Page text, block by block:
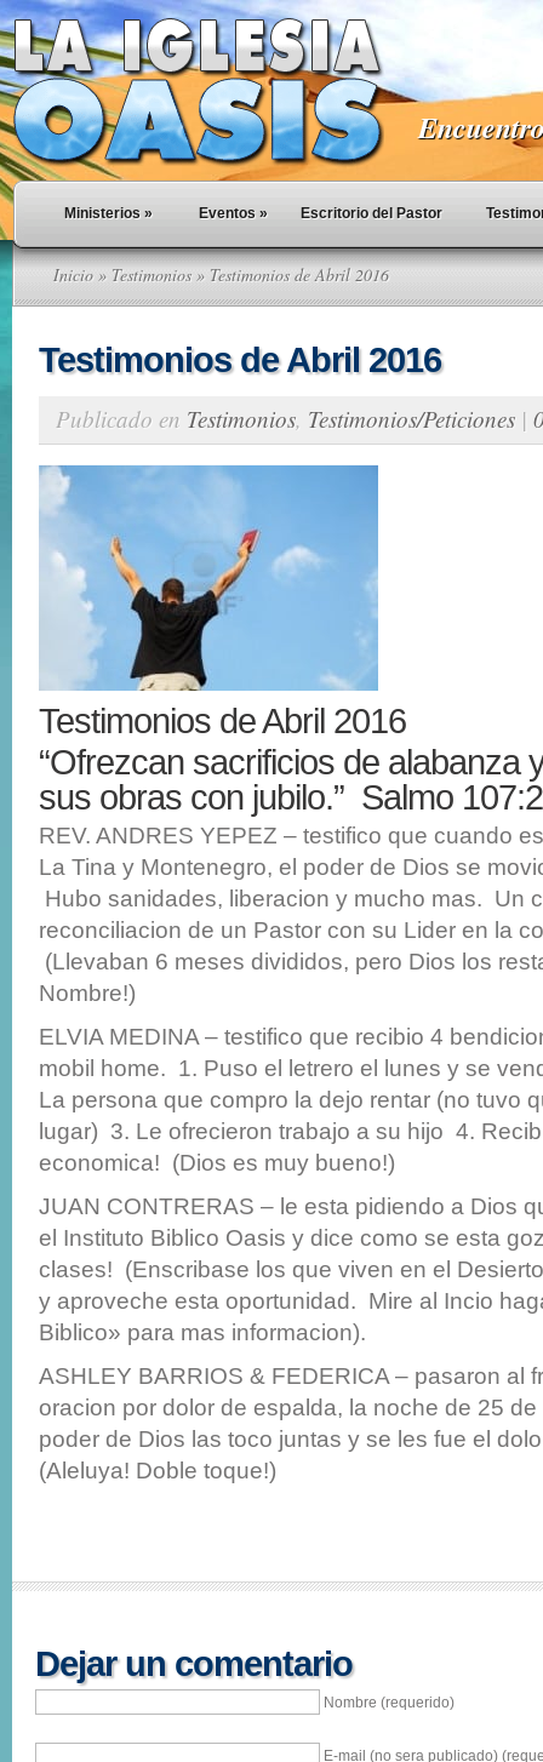
Ministerios » Eventos » Escritorio del Pastor
Inicio » Testimonios» Testimonios de Abril 2016
Testimonios de Abril 2016
Publicado en Testimonios, Testimonios/Peticiones |
Testimonios de Abril 2016
“Ofrezcan sacrificios de alabanza
sus obras con jubilo.” Salmo
REV. ANDRES YEPEZ – testifico que cuando
La Tina y Montenegro, el poder de Dios se
Hubo sanidades, liberacion y mucho mas. Un
reconciliacion de un Pastor con su Lider en la
(Llevaban 6 meses divididos, pero Dios los
Nombre!)
ELVIA MEDINA – testifico que recibio 4
mobil home. 1. Puso el letrero el lunes y se
La persona que compro la dejo rentar (no tuvo
lugar) 3. Le ofrecieron trabajo a su hijo 4.
economica! (Dios es muy bueno!)
JUAN CONTRERAS – le esta pidiendo a Dios
el Instituto Biblico Oasis y dice como se esta
clases! (Enscribase los que viven en el
y aproveche esta oportunidad. Mire al Incio
Biblico» para mas informacion).
ASHLEY BARRIOS & FEDERICA – pasaron al
oracion por dolor de espalda, la noche de 25
poder de Dios las toco juntas y se les fue el
(Aleluya! Doble toque!)
Dejar un comentario
Nombre (requerido)
E-mail (no sera publicado)